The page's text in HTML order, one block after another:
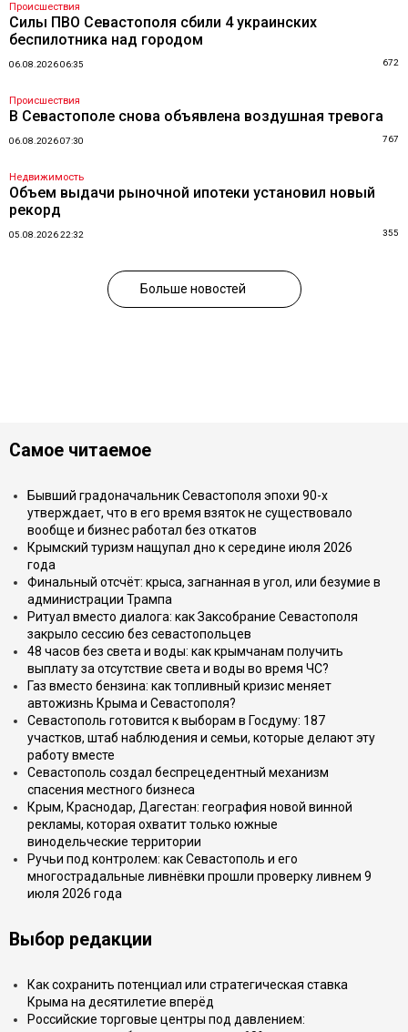
Происшествия
Силы ПВО Севастополя сбили 4 украинских
беспилотника над городом
06.08.2026 06:35 672
Происшествия
В Севастополе снова объявлена воздушная тревога
06.08.2026 07:30 767
Недвижимость
Объем выдачи рыночной ипотеки установил новый
рекорд
05.08.2026 22:32 355
Больше новостей
Самое читаемое
Бывший градоначальник Севастополя эпохи 90-х
утверждает, что в его время взяток не существовало
вообще и бизнес работал без откатов
Крымский туризм нащупал дно к середине июля 2026
года
Финальный отсчёт: крыса, загнанная в угол, или безумие в
администрации Трампа
Ритуал вместо диалога: как Заксобрание Севастополя
закрыло сессию без севастопольцев
48 часов без света и воды: как крымчанам получить
выплату за отсутствие света и воды во время ЧС?
Газ вместо бензина: как топливный кризис меняет
автожизнь Крыма и Севастополя?
Севастополь готовится к выборам в Госдуму: 187
участков, штаб наблюдения и семьи, которые делают эту
работу вместе
Севастополь создал беспрецедентный механизм
спасения местного бизнеса
Крым, Краснодар, Дагестан: география новой винной
рекламы, которая охватит только южные
винодельческие территории
Ручьи под контролем: как Севастополь и его
многострадальные ливнёвки прошли проверку ливнем 9
июля 2026 года
Выбор редакции
Как сохранить потенциал или стратегическая ставка
Крыма на десятилетие вперёд
Российские торговые центры под давлением: